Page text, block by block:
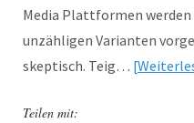
Media Plattformen werden
unzähligen Varianten
skeptisch. Teig…
Teilen mit: